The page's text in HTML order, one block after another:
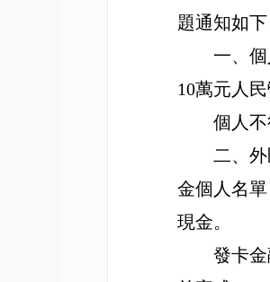
題通知如下
一、
10萬元人
個人
二、
金個人名
現金。
發卡